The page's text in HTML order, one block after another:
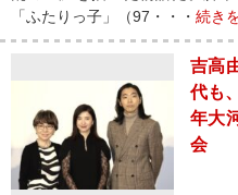
「ふたりっ子」（97・・・ 続き
吉高
代も
年大
会